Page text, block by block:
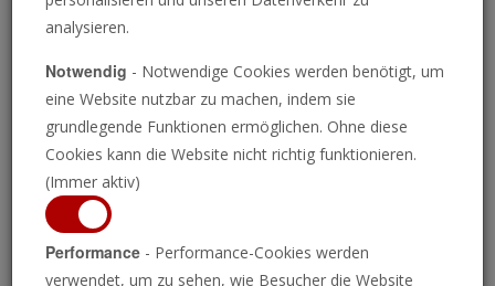
Erhalten Sie wichtige Analysen, Kommentare und Nachrichten
analysieren.
Notwendig - Notwendige Cookies werden benötigt, um
eine Website nutzbar zu machen, indem sie
grundlegende Funktionen ermöglichen. Ohne diese
Cookies kann die Website nicht richtig funktionieren.
(Immer aktiv)
Performance - Performance-Cookies werden
verwendet, um zu sehen, wie Besucher die Website